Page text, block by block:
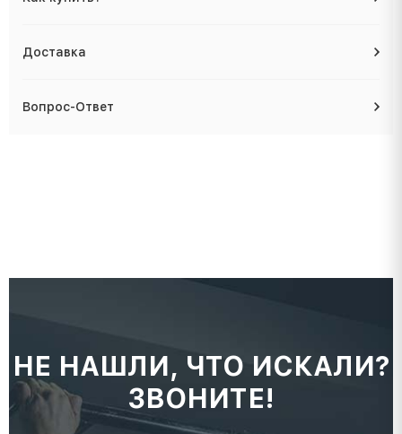
Доставка
Вопрос-Ответ
НЕ НАШЛИ, ЧТО ИСКАЛИ?
ЗВОНИТЕ!